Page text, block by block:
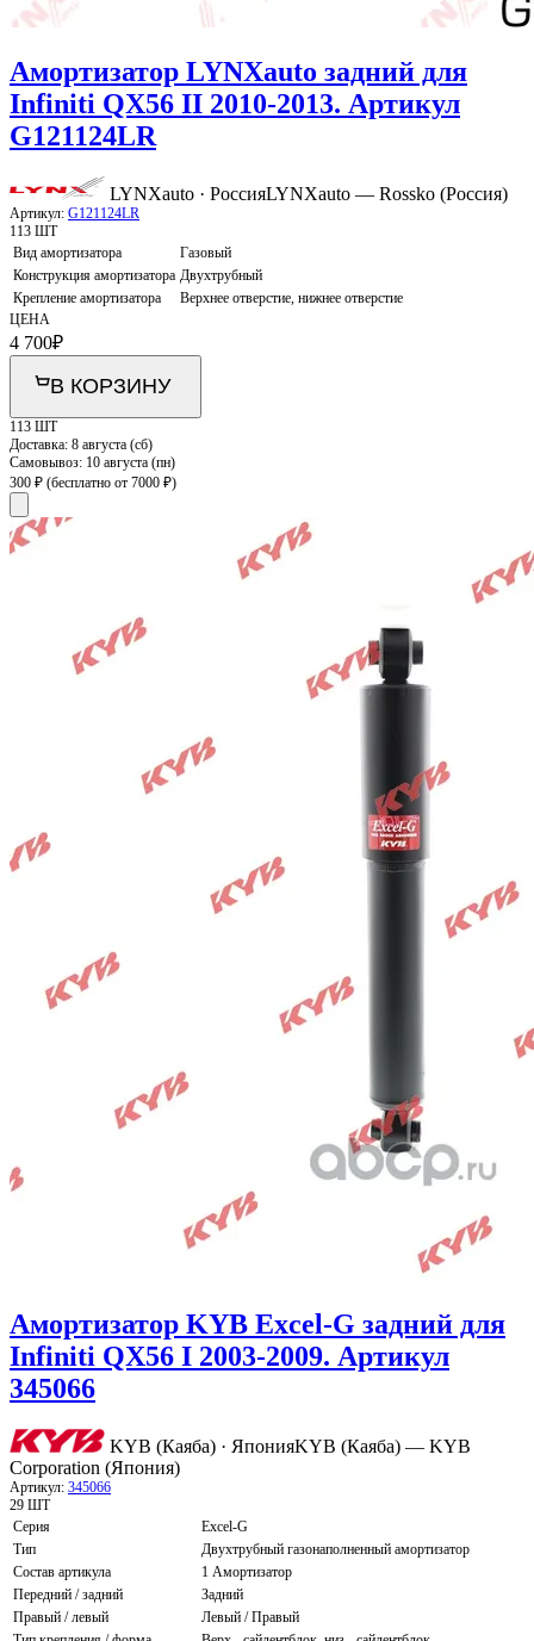
Амортизатор LYNXauto задний для
Infiniti QX56 II 2010-2013. Артикул
G121124LR
LYNXauto · РоссияLYNXauto — Rossko (Россия)
Артикул: G121124LR
113 ШТ
Вид амортизатора
Газовый
Конструкция амортизатора Двухтрубный
Крепление амортизатора
Верхнее отверстие, нижнее отверстие
ЦЕНА
4 700₽
В КОРЗИНУ
113 ШТ
Доставка: 8 августа (сб)
Самовывоз: 10 августа (пн)
300 ₽ (бесплатно от 7000 ₽)
Амортизатор KYB Excel-G задний для
Infiniti QX56 I 2003-2009. Артикул
345066
KYB (Каяба) · ЯпонияKYB (Каяба) — KYB
Corporation (Япония)
Артикул: 345066
29 ШТ
Серия
Excel-G
Тип
Двухтрубный газонаполненный амортизатор
Состав артикула
1 Амортизатор
Передний / задний
Задний
Правый / левый
Левый / Правый